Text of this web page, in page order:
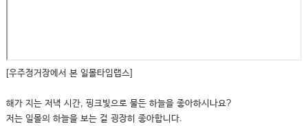
[우주정거장에서 본 일몰타임랩스]
해가 지는 저녁 시간, 핑크빛으로 물든 하늘을 좋아하시나요?
저는 일몰의 하늘을 보는 걸 굉장히 좋아합니다.